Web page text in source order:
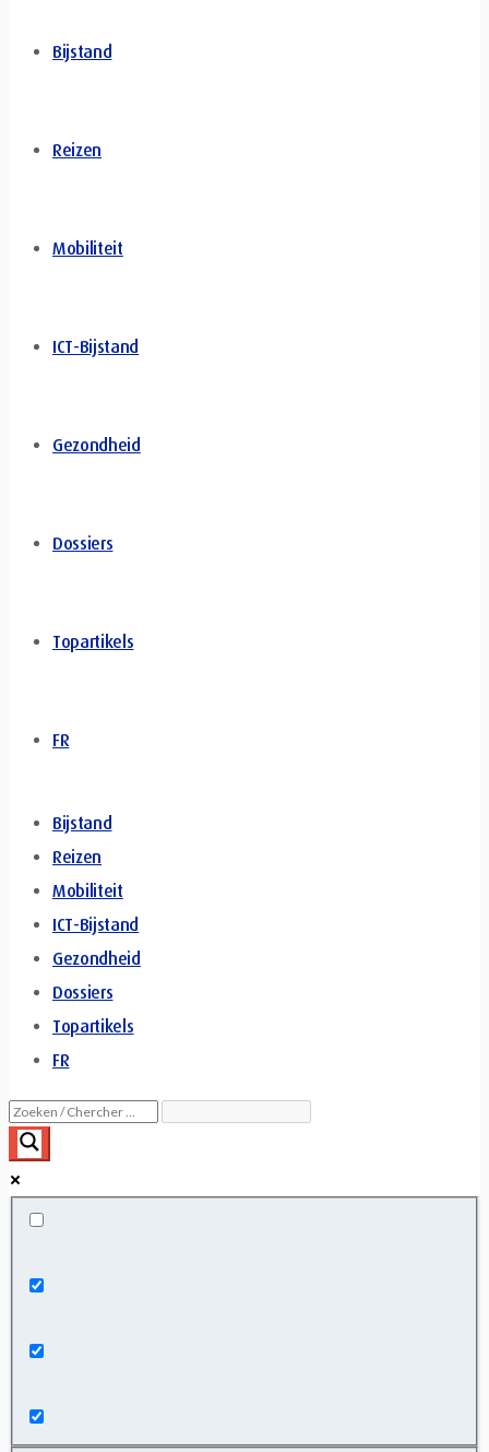
Bijstand
Reizen
Mobiliteit
ICT-Bijstand
Gezondheid
Dossiers
Topartikels
FR
Bijstand
Reizen
Mobiliteit
ICT-Bijstand
Gezondheid
Dossiers
Topartikels
FR